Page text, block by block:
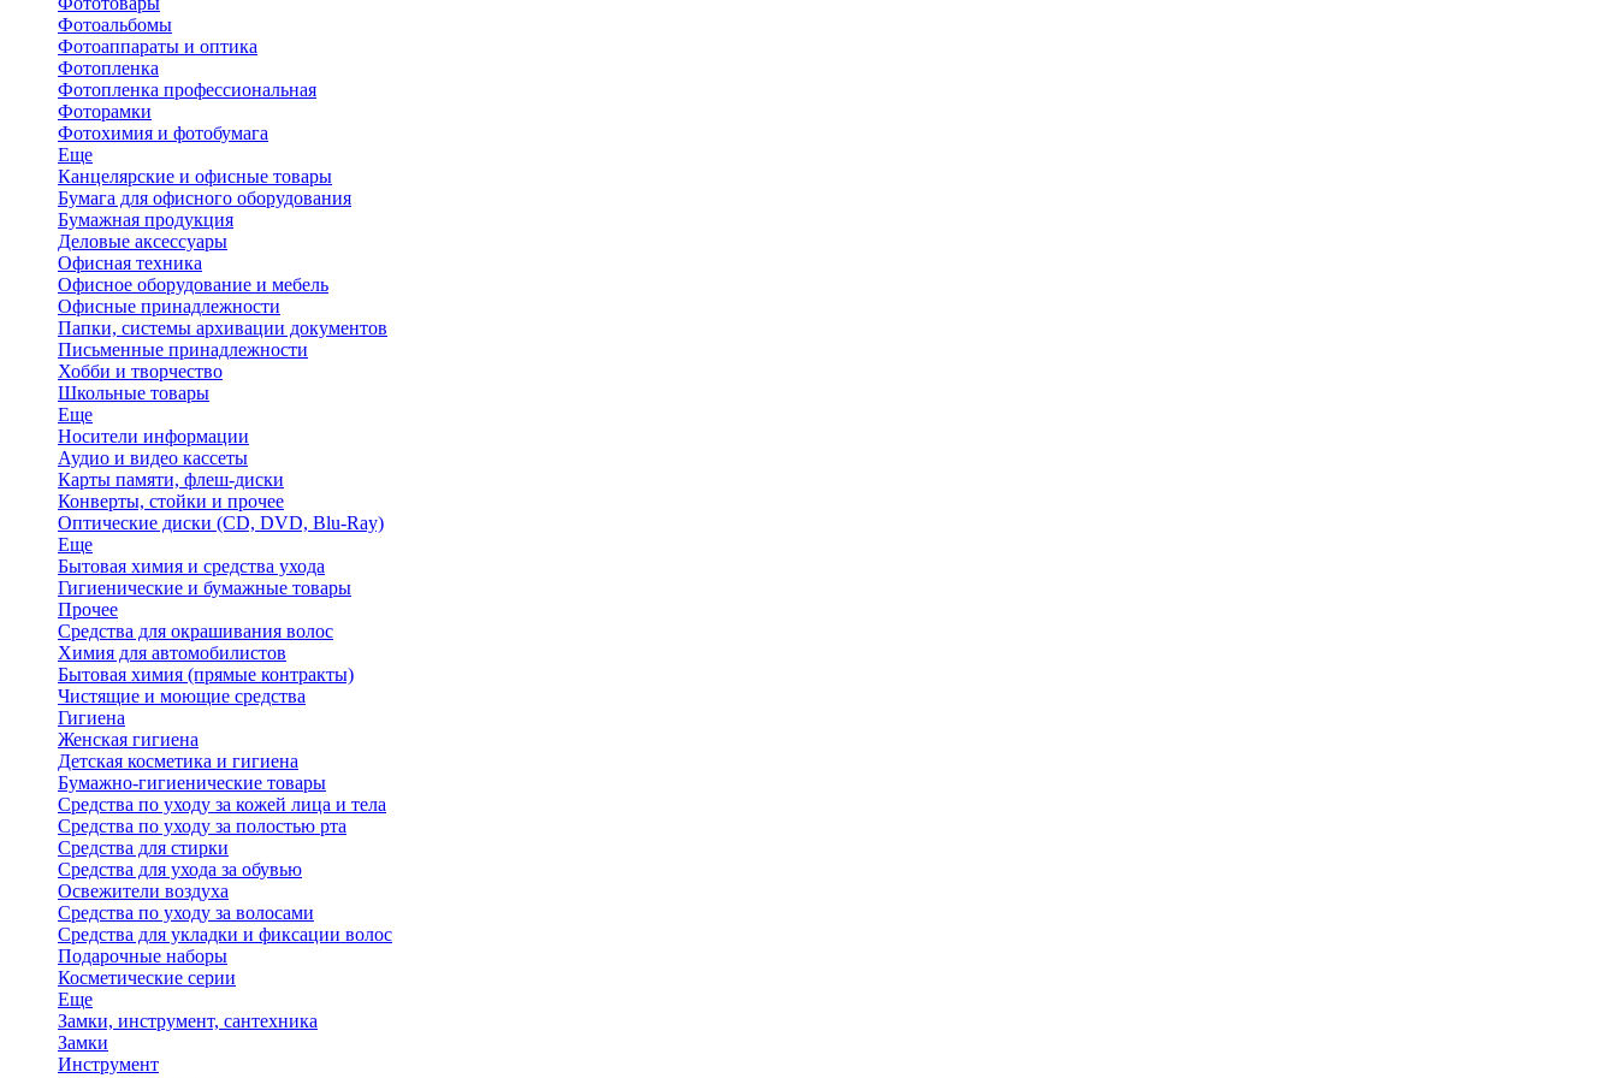
Фотоальбомы
Фотоаппараты и оптика
Фотопленка
Фотопленка профессиональная
Фоторамки
Фотохимия и фотобумага
Еще
Канцелярские и офисные товары
Бумага для офисного оборудования
Бумажная продукция
Деловые аксессуары
Офисная техника
Офисное оборудование и мебель
Офисные принадлежности
Папки, системы архивации документов
Письменные принадлежности
Хобби и творчество
Школьные товары
Еще
Носители информации
Аудио и видео кассеты
Карты памяти, флеш-диски
Конверты, стойки и прочее
Оптические диски (CD, DVD, Blu-Ray)
Еще
Бытовая химия и средства ухода
Гигиенические и бумажные товары
Прочее
Средства для окрашивания волос
Химия для автомобилистов
Бытовая химия (прямые контракты)
Чистящие и моющие средства
Гигиена
Женская гигиена
Детская косметика и гигиена
Бумажно-гигиенические товары
Средства по уходу за кожей лица и тела
Средства по уходу за полостью рта
Средства для стирки
Средства для ухода за обувью
Освежители воздуха
Средства по уходу за волосами
Средства для укладки и фиксации волос
Подарочные наборы
Косметические серии
Еще
Замки, инструмент, сантехника
Замки
Инструмент